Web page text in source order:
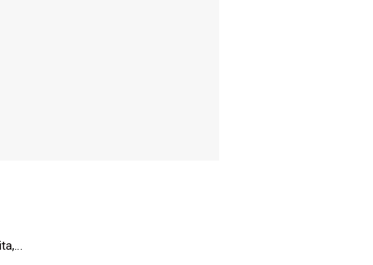
,…